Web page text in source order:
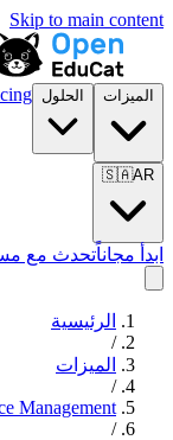
Skip to main content
الميزات الحلول
🇸🇦AR
ابدأ مجاناًتحدث مع
الرئيسية
/
الميزات
/
Management
/